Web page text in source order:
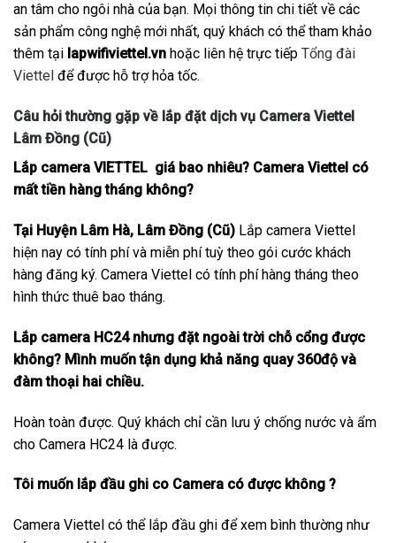
an tâm cho ngôi nhà của bạn. Mọi thông tin chi tiết về các
sản phẩm công nghệ mới nhất, quý khách có thể tham khảo
thêm tại lapwifiviettel.vn hoặc liên hệ trực tiếp Tổng đài
Viettel để được hỗ trợ hỏa tốc.
Câu hỏi thường gặp về lắp đặt dịch vụ Camera Viettel
Lâm Đồng (Cũ)
Lắp camera VIETTEL giá bao nhiêu? Camera Viettel có
mất tiền hàng tháng không?
Tại Huyện Lâm Hà, Lâm Đồng (Cũ) Lắp camera Viettel
hiện nay có tính phí và miễn phí tuỳ theo gói cước khách
hàng đăng ký. Camera Viettel có tính phí hàng tháng theo
hình thức thuê bao tháng.
Lắp camera HC24 nhưng đặt ngoài trời chỗ cổng được
không? Mình muốn tận dụng khả năng quay 360độ và
đàm thoại hai chiều.
Hoàn toàn được. Quý khách chỉ cần lưu ý chống nước và ẩm
cho Camera HC24 là được.
Tôi muốn lắp đầu ghi co Camera có được không ?
Camera Viettel có thể lắp đầu ghi để xem bình thường như